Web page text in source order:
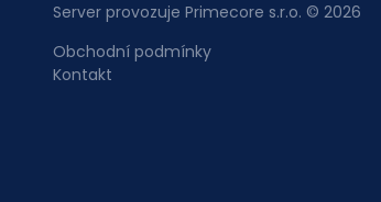
Server provozuje Primecore s.r.o. © 2026
Obchodní podmínky
Kontakt